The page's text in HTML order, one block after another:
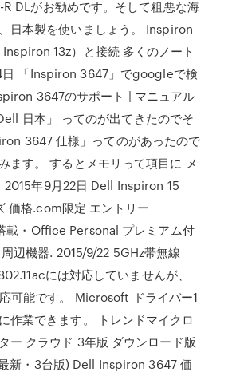
DLがお勧めです。そして粗悪な海
日本製を使いましょう。 Inspiron
13z）と接続 多くのノート
日 「Inspiron 3647」でgoogleで検
3647のサポート | マニュアル
日本」 ってのが出てきたのでそ
3647 仕様」ってのがあったので
ます。 するとメモリって項目に メ
年9月22日 Dell Inspiron 15
価格.com限定 エントリー
載・Office Personal プレミアム付
辺機器. 2015/9/22 5GHz帯無線
には対応していませんが、
可能です。 Microsoft ドライバー1
作業できます。 トレンドマイクロ
ー クラウド 3年版 ダウンロード版
新・3台版) Dell Inspiron 3647 価